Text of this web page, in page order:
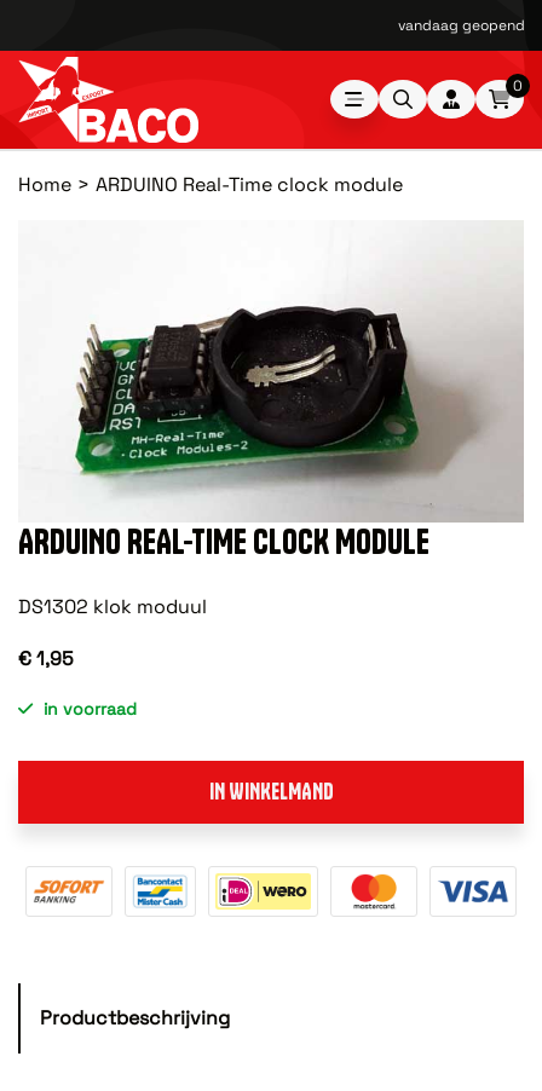
vandaag geopend
0
Home ARDUINO Real-Time clock module
ARDUINO REAL-TIME CLOCK MODULE
DS1302 klok moduul
€ 1,95
in voorraad
IN WINKELMAND
Productbeschrijving